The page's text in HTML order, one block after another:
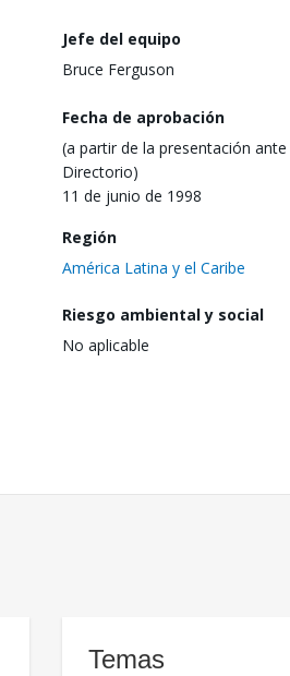
Jefe del equipo
Bruce Ferguson
Fecha de aprobación
(a partir de la presentación ante
Directorio)
11 de junio de 1998
Región
América Latina y el Caribe
Riesgo ambiental y social
No aplicable
Temas